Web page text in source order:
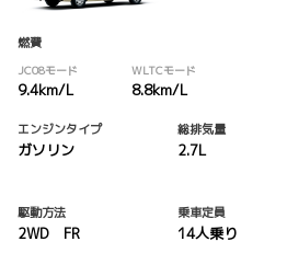
燃費
JC08モード
9.4km/L
WLTCモード
8.8km/L
エンジンタイプ
ガソリン
総排気量
2.7L
駆動方法
2WD FR
乗車定員
14人乗り